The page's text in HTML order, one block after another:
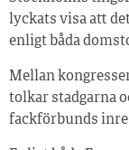
lyckats visa att
enligt båda
Mellan
tolkar stadgarna
fackförbunds inre